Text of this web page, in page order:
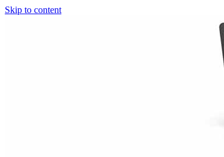
Skip to content